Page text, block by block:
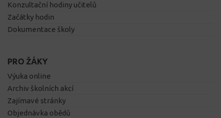
Konzultační hodiny učitelů
Začátky hodin
Dokumentace školy
PRO ŽÁKY
Výuka online
Archiv školních akcí
Zajímavé stránky
Objednávka obědů